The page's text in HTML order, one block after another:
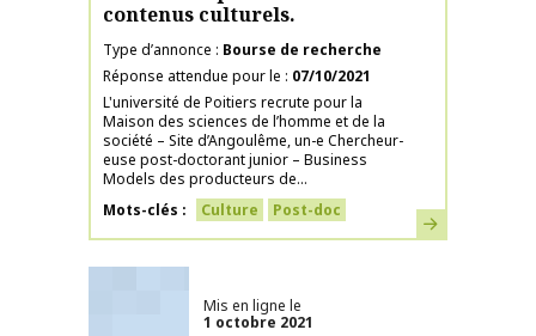
contenus culturels.
Type d’annonce
Bourse de recherche
Réponse attendue pour le
07/10/2021
L'université de Poitiers recrute pour la
Maison des sciences de l’homme et de la
société – Site d’Angoulême, un-e Chercheur-
euse post-doctorant junior – Business
Models des producteurs de...
Mots-clés
Culture Post-doc En savoir plus
Mis en ligne le
1 octobre 2021